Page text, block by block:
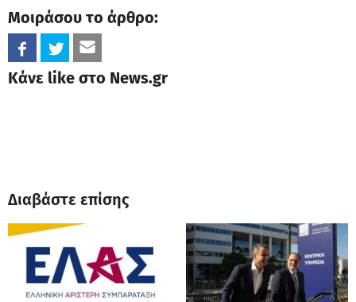
Μοιράσου το άρθρο:
Κάνε like στο News.gr
Διαβάστε επίσης